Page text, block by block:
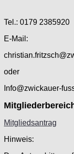
Tel.: 0179 2385920
E-Mail:
oder
Info@zwickauer-
Mitgliedsantrag
Hinweis: